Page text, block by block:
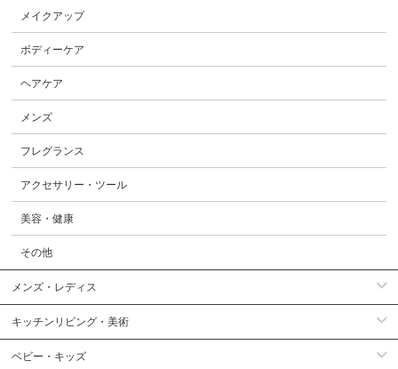
メイクアップ
ボディーケア
ヘアケア
メンズ
フレグランス
アクセサリー・ツール
美容・健康
その他
メンズ・レディス
キッチンリビング・美術
ベビー・キッズ